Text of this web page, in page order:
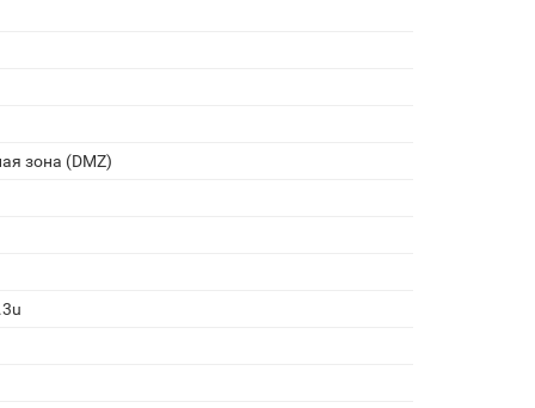
зона (DMZ)